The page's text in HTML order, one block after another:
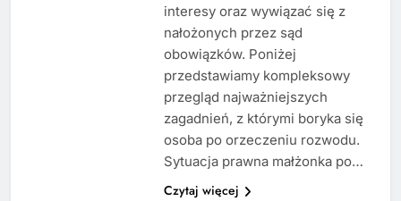
interesy oraz wywiązać się z
nałożonych przez sąd
obowiązków. Poniżej
przedstawiamy kompleksowy
przegląd najważniejszych
zagadnień, z którymi boryka się
osoba po orzeczeniu rozwodu.
Sytuacja prawna małżonka po…
Czytaj więcej